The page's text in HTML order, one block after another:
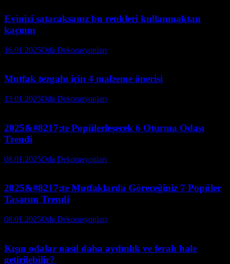
Evinizi satacaksanız bu renkleri kullanmaktan
kaçının
16.01.2025Oda Dekorasyonları
Mutfak tezgahı için 4 malzeme önerisi
13.01.2025Oda Dekorasyonları
2025&#8217;te Popülerleşecek 6 Oturma Odası
Trendi
08.01.2025Oda Dekorasyonları
2025&#8217;te Mutfaklarda Göreceğiniz 7 Popüler
Tasarım Trendi
08.01.2025Oda Dekorasyonları
Kışın odalar nasıl daha aydınlık ve ferah hale
getirilebilir?